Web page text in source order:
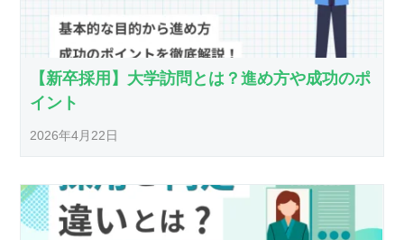
【新卒採用】大学訪問とは？進め方や成功のポ
イント
2026年4月22日